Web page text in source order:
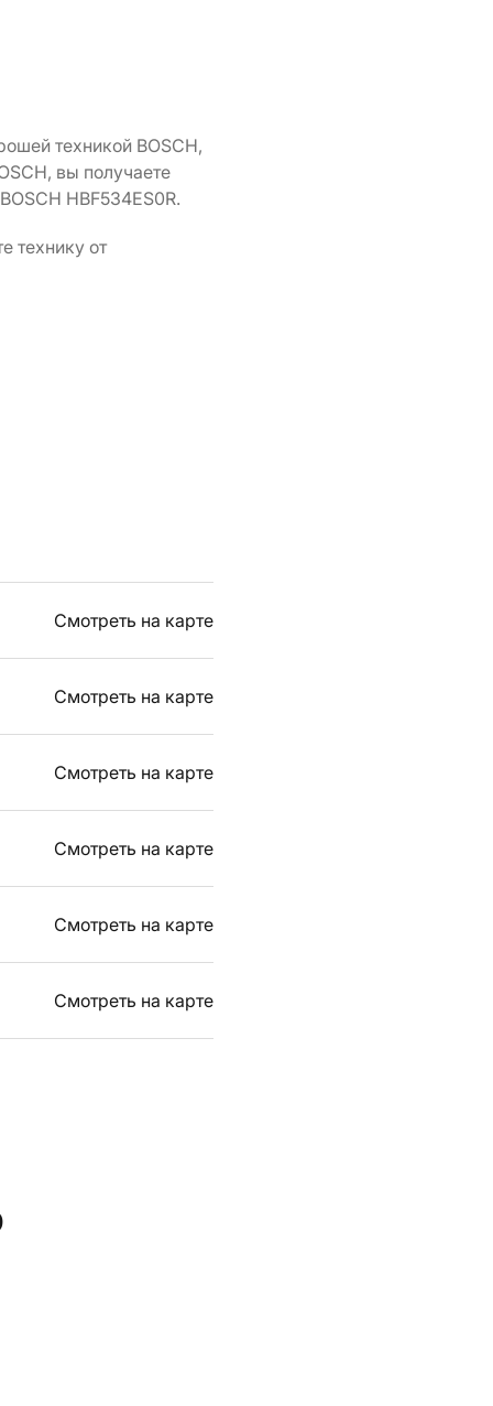
техникой BOSCH,
вы получаете
HBF534ES0R.
технику от
Смотреть на карте
Смотреть на карте
Смотреть на карте
Смотреть на карте
Смотреть на карте
Смотреть на карте